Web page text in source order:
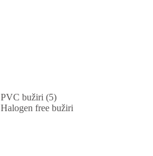
PVC bužiri (5)
Halogen free bužiri